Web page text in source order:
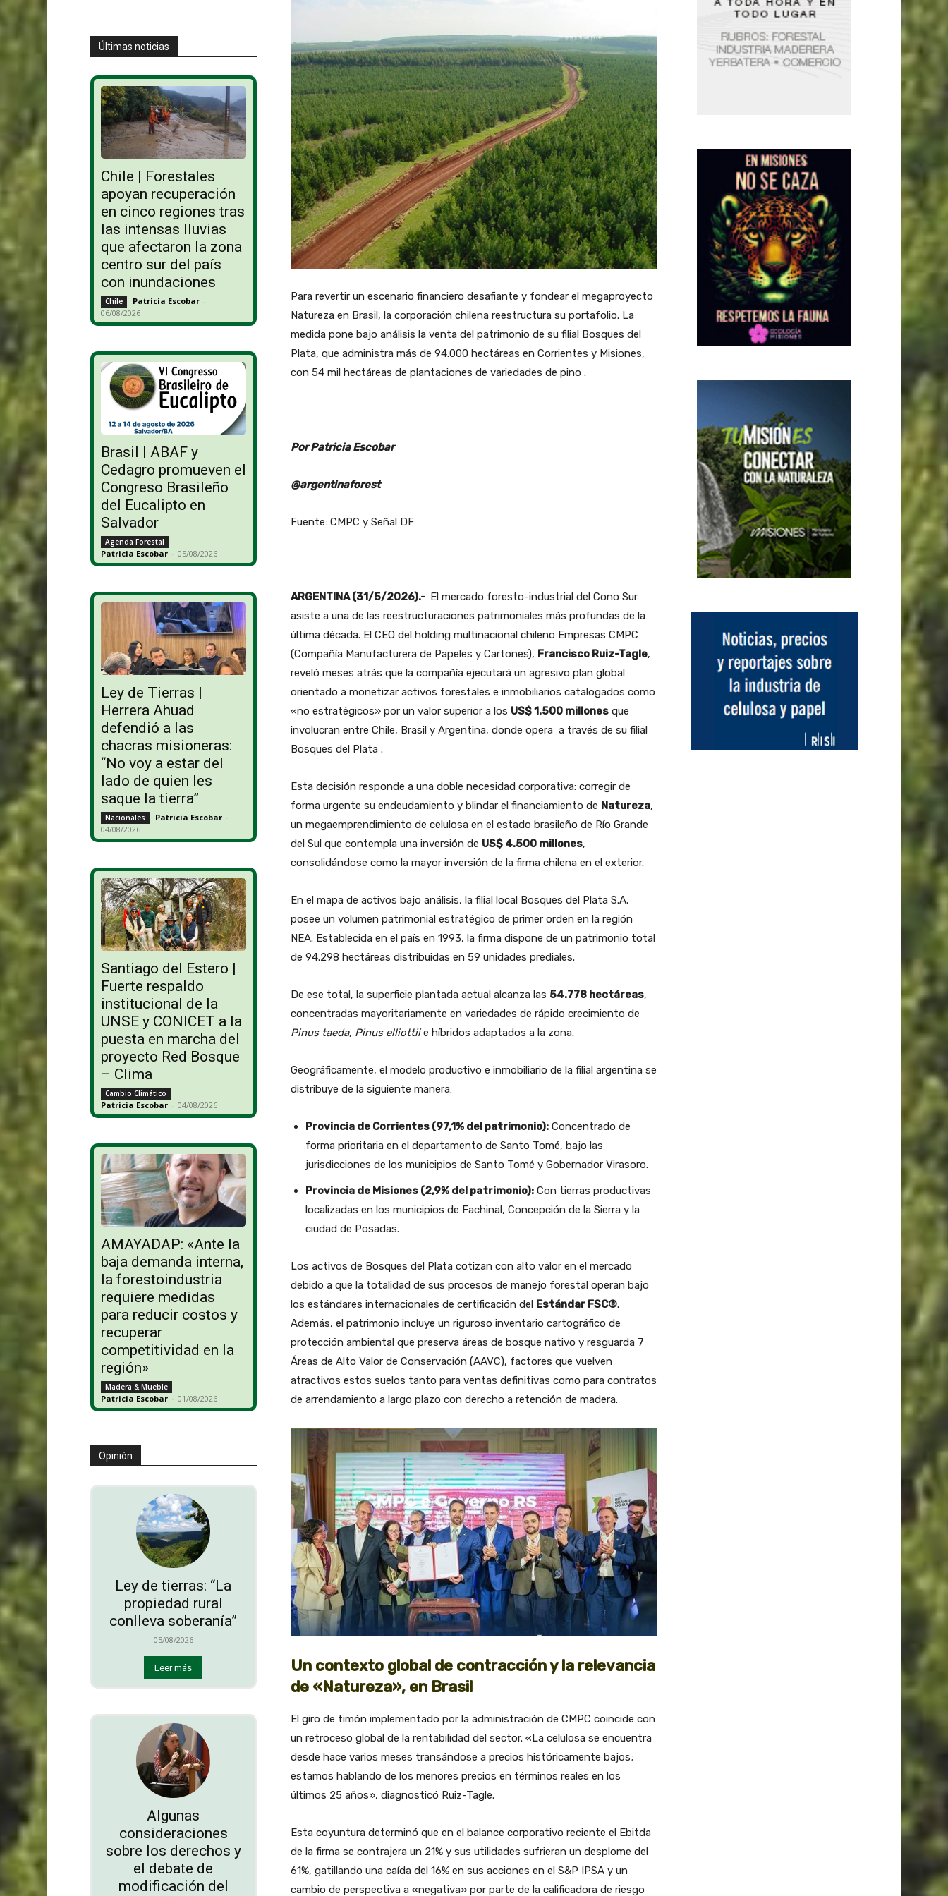
Últimas noticias
Chile | Forestales
apoyan recuperación
en cinco regiones tras
las intensas lluvias
que afectaron la zona
centro sur del país
con inundaciones
Chile Patricia Escobar -
06/08/2026
Brasil | ABAF y
Cedagro promueven el
Congreso Brasileño
del Eucalipto en
Salvador
Agenda Forestal
Patricia Escobar - 05/08/2026
Ley de Tierras |
Herrera Ahuad
defendió a las
chacras misioneras:
“No voy a estar del
lado de quien les
saque la tierra”
Nacionales Patricia Escobar -
04/08/2026
Santiago del Estero |
Fuerte respaldo
institucional de la
UNSE y CONICET a la
puesta en marcha del
proyecto Red Bosque
– Clima
Cambio Climático
Patricia Escobar - 04/08/2026
AMAYADAP: «Ante la
baja demanda interna,
la forestoindustria
requiere medidas
para reducir costos y
recuperar
competitividad en la
región»
Madera & Mueble
Patricia Escobar - 01/08/2026
Opinión
Ley de tierras: “La
propiedad rural
conlleva soberanía”
05/08/2026
Leer más
Algunas
consideraciones
sobre los derechos y
el debate de
modificación del
Para revertir un escenario financiero desafiante y fondear el megaproyecto
Natureza en Brasil, la corporación chilena reestructura su portafolio. La
medida pone bajo análisis la venta del patrimonio de su filial Bosques del
Plata, que administra más de 94.000 hectáreas en Corrientes y Misiones,
con 54 mil hectáreas de plantaciones de variedades de pino .
Por Patricia Escobar
@argentinaforest
Fuente: CMPC y Señal DF
ARGENTINA (31/5/2026).- El mercado foresto-industrial del Cono Sur
asiste a una de las reestructuraciones patrimoniales más profundas de la
última década. El CEO del holding multinacional chileno Empresas CMPC
(Compañía Manufacturera de Papeles y Cartones), Francisco Ruiz-Tagle,
reveló meses atrás que la compañía ejecutará un agresivo plan global
orientado a monetizar activos forestales e inmobiliarios catalogados como
«no estratégicos» por un valor superior a los US$ 1.500 millonesque
involucran entre Chile, Brasil y Argentina, donde opera a través de su filial
Bosques del Plata .
Esta decisión responde a una doble necesidad corporativa: corregir de
forma urgente su endeudamiento y blindar el financiamiento de Natureza,
un megaemprendimiento de celulosa en el estado brasileño de Río Grande
del Sul que contempla una inversión de US$ 4.500 millones,
consolidándose como la mayor inversión de la firma chilena en el exterior.
En el mapa de activos bajo análisis, la filial local Bosques del Plata S.A.
posee un volumen patrimonial estratégico de primer orden en la región
NEA. Establecida en el país en 1993, la firma dispone de un patrimonio total
de 94.298 hectáreas distribuidas en 59 unidades prediales.
De ese total, la superficie plantada actual alcanza las 54.778 hectáreas,
concentradas mayoritariamente en variedades de rápido crecimiento de
Pinus taeda, Pinus elliottiie híbridos adaptados a la zona.
Geográficamente, el modelo productivo e inmobiliario de la filial argentina se
distribuye de la siguiente manera:
Provincia de Corrientes (97,1% del patrimonio):Concentrado de
forma prioritaria en el departamento de Santo Tomé, bajo las
jurisdicciones de los municipios de Santo Tomé y Gobernador Virasoro.
Provincia de Misiones (2,9% del patrimonio):Con tierras productivas
localizadas en los municipios de Fachinal, Concepción de la Sierra y la
ciudad de Posadas.
Los activos de Bosques del Plata cotizan con alto valor en el mercado
debido a que la totalidad de sus procesos de manejo forestal operan bajo
los estándares internacionales de certificación del Estándar FSC®.
Además, el patrimonio incluye un riguroso inventario cartográfico de
protección ambiental que preserva áreas de bosque nativo y resguarda 7
Áreas de Alto Valor de Conservación (AAVC), factores que vuelven
atractivos estos suelos tanto para ventas definitivas como para contratos
de arrendamiento a largo plazo con derecho a retención de madera.
Un contexto global de contracción y la relevancia
de «Natureza», en Brasil
El giro de timón implementado por la administración de CMPC coincide con
un retroceso global de la rentabilidad del sector. «La celulosa se encuentra
desde hace varios meses transándose a precios históricamente bajos;
estamos hablando de los menores precios en términos reales en los
últimos 25 años», diagnosticó Ruiz-Tagle.
Esta coyuntura determinó que en el balance corporativo reciente el Ebitda
de la firma se contrajera un 21% y sus utilidades sufrieran un desplome del
61%, gatillando una caída del 16% en sus acciones en el S&P IPSA y un
cambio de perspectiva a «negativa» por parte de la calificadora de riesgo